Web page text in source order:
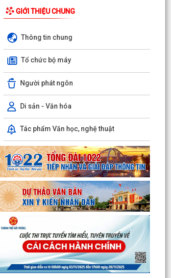
GIỚI THIỆU CHUNG
Thông tin chung
Tổ chức bộ máy
Người phát ngôn
Di sản - Văn hóa
Tác phẩm Văn học, nghệ thuật
Sử dụng mạng xã hội an toàn trên không gian
mạng – chung tay xây dựng công dân số văn
minh tại xã...
Quyết định của UBND thành phố Hải Phòng về
việc công bố danh mục thủ tục hành chính được
sửa đổi,...
Công văn của Sở Y tế về việc công khai Quyết
định số 3084/QĐUBND ngày 04/8/2026 của
UBND thành phố
Xã Tiên Minh đồng loạt ra quân diệt chuột bảo
vệ sản xuất vụ mùa 2026
Xã Tiên Minh triển khai lấy mẫu sinh phẩm ADN